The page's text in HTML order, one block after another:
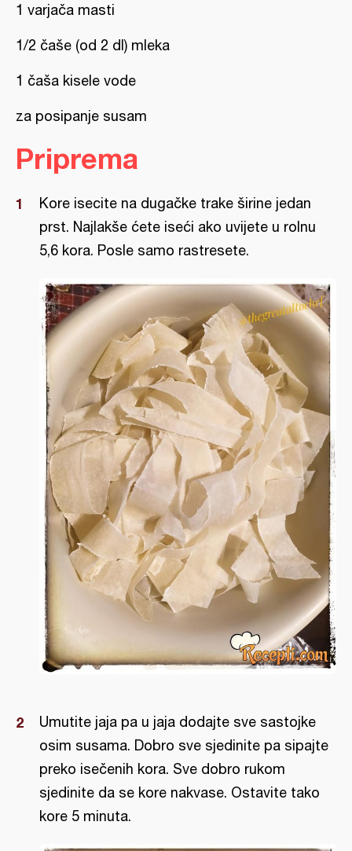
1 varjača masti
1/2 čaše (od 2 dl) mleka
1 čaša kisele vode
za posipanje susam
Priprema
Kore isecite na dugačke trake širine jedan
prst. Najlakše ćete iseći ako uvijete u rolnu
5,6 kora. Posle samo rastresete.
Umutite jaja pa u jaja dodajte sve sastojke
osim susama. Dobro sve sjedinite pa sipajte
preko isečenih kora. Sve dobro rukom
sjedinite da se kore nakvase. Ostavite tako
kore 5 minuta.